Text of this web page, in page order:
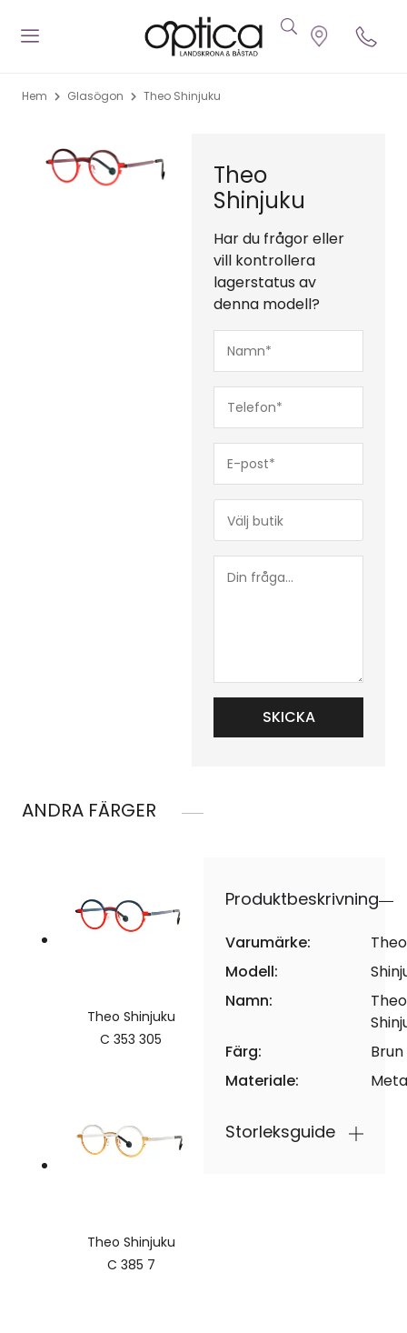
Hem Glasögon Theo Shinjuku
Theo
Shinjuku
Har du frågor eller
vill kontrollera
lagerstatus av
denna modell?
post*
(Obligatoriskt)
(Obligatoriskt)
fråga...
ANDRA FÄRGER
Theo Shinjuku
C 353 305
Theo Shinjuku
C 385 7
Produktbeskrivning
Varumärke:
Theo
Modell:
Namn:
Theo
Färg:
Brun
Materiale:
Storleksguide